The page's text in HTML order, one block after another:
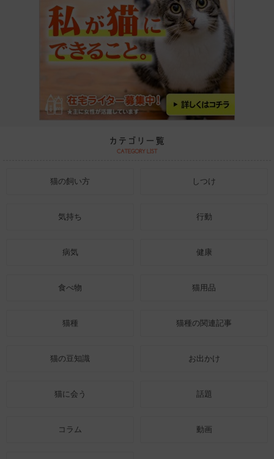
猫の飼い方 しつけ
気持ち 行動
病気 健康
食べ物 猫用品
猫種 猫種の関連記事
猫の豆知識 お出かけ
猫に会う 話題
コラム 動画